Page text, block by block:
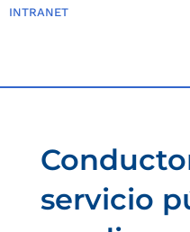
INTRANET
servicio